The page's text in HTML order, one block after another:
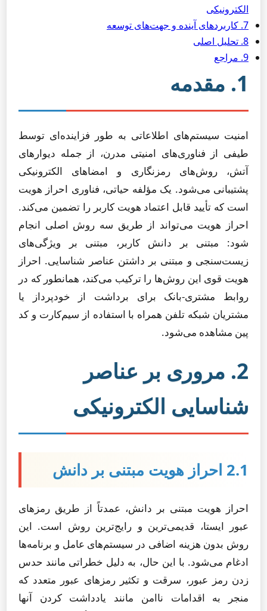
الکترونیکی
7. کاربردهای آینده و جهت‌های توسعه
8. تحلیل اصلی
9. مراجع
1. مقدمه
امنیت سیستم‌های اطلاعاتی به طور فزاینده‌ای توسط
طیفی از فناوری‌های امنیتی مدرن، از جمله دیوارهای
آتش، روش‌های رمزنگاری و امضاهای الکترونیکی
پشتیبانی می‌شود. یک مؤلفه حیاتی، فناوری احراز هویت
است که تأیید قابل اعتماد هویت کاربر را تضمین می‌کند.
احراز هویت می‌تواند از طریق سه روش اصلی انجام
شود: مبتنی بر دانش کاربر، مبتنی بر ویژگی‌های
زیست‌سنجی و مبتنی بر داشتن عناصر شناسایی. احراز
هویت قوی این روش‌ها را ترکیب می‌کند، همانطور که در
روابط مشتری-بانک برای برداشت از خودپرداز یا
مشتریان شبکه تلفن همراه با استفاده از سیم‌کارت و کد
پین مشاهده می‌شود.
2. مروری بر عناصر
شناسایی الکترونیکی
2.1 احراز هویت مبتنی بر دانش
احراز هویت مبتنی بر دانش، عمدتاً از طریق رمزهای
عبور ایستا، قدیمی‌ترین و رایج‌ترین روش است. این
روش بدون هزینه اضافی در سیستم‌های عامل و برنامه‌ها
ادغام می‌شود. با این حال، به دلیل خطراتی مانند حدس
زدن رمز عبور، سرقت و تکثیر رمزهای عبور متعدد که
منجر به اقدامات ناامن مانند یادداشت کردن آنها